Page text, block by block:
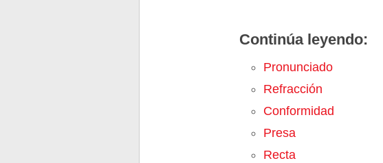
Continúa leyendo:
Pronunciado
Refracción
Conformidad
Presa
Recta